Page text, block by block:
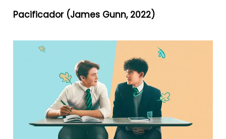
Pacificador (James Gunn, 2022)